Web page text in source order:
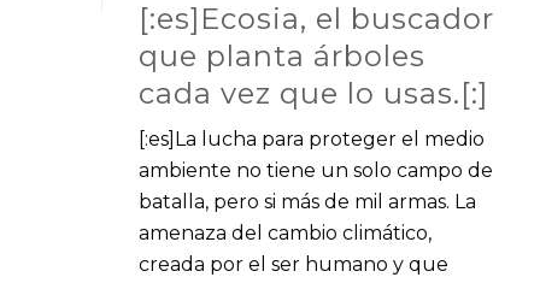
[:es]Ecosia, el buscador
que planta árboles
cada vez que lo usas.[:]
[:es]La lucha para proteger el medio
ambiente no tiene un solo campo de
batalla, pero si más de mil armas. La
amenaza del cambio climático,
creada por el ser humano y que